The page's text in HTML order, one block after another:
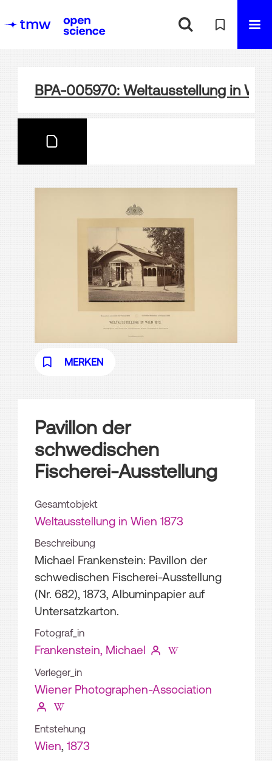
BPA-005970: Weltausstellung in
MERKEN
Pavillon der
schwedischen
Fischerei-Ausstellung
Gesamtobjekt
Weltausstellung in Wien 1873
Beschreibung
Michael Frankenstein: Pavillon der
schwedischen Fischerei-Ausstellung
(Nr. 682), 1873, Albuminpapier auf
Untersatzkarton.
Fotograf_in
Frankenstein, Michael
Verleger_in
Wiener Photographen-Association
Entstehung
Wien, 1873